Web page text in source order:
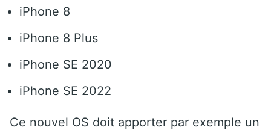
iPhone 8
iPhone 8 Plus
iPhone SE 2020
iPhone SE 2022
Ce nouvel OS doit apporter par exemple un